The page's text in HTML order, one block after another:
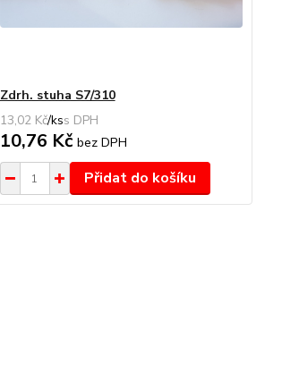
Zdrh. stuha S7/310
13,02 Kč/ks
10,76 Kč bez DPH
Přidat do košíku